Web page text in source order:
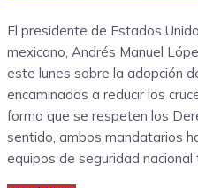
El presidente de Estados
mexicano, Andrés Manuel
este lunes sobre la adopción
encaminadas a reducir los
forma que se respeten los
sentido, ambos mandatarios
equipos de seguridad